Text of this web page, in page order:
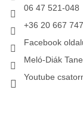
06 47 521-048
+36 20 667
Facebook
Meló-Diák
Youtube